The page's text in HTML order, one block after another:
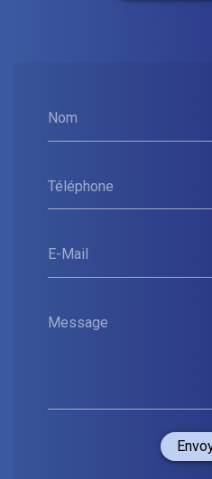
Nom
Téléphone
E-Mail
Message